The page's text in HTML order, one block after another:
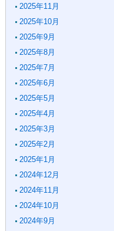
2025年11月
2025年10月
2025年9月
2025年8月
2025年7月
2025年6月
2025年5月
2025年4月
2025年3月
2025年2月
2025年1月
2024年12月
2024年11月
2024年10月
2024年9月